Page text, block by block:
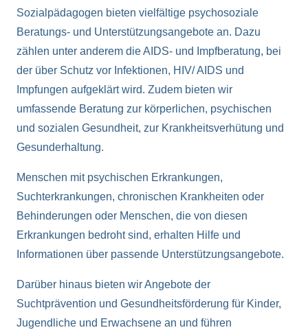
Sozialpädagogen bieten vielfältige psychosoziale
Beratungs- und Unterstützungsangebote an. Dazu
zählen unter anderem die AIDS- und Impfberatung, bei
der über Schutz vor Infektionen, HIV/ AIDS und
Impfungen aufgeklärt wird. Zudem bieten wir
umfassende Beratung zur körperlichen, psychischen
und sozialen Gesundheit, zur Krankheitsverhütung und
Gesunderhaltung.
Menschen mit psychischen Erkrankungen,
Suchterkrankungen, chronischen Krankheiten oder
Behinderungen oder Menschen, die von diesen
Erkrankungen bedroht sind, erhalten Hilfe und
Informationen über passende Unterstützungsangebote.
Darüber hinaus bieten wir Angebote der
Suchtprävention und Gesundheitsförderung für Kinder,
Jugendliche und Erwachsene an und führen